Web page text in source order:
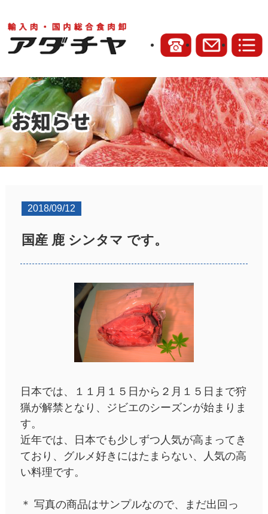
2018/09/12
国産 鹿 シンタマ です。
日本では、１１月１５日から２月１５日まで狩
猟が解禁となり、ジビエのシーズンが始まりま
す。
近年では、日本でも少しずつ人気が高まってき
ており、グルメ好きにはたまらない、人気の高
い料理です。
＊ 写真の商品はサンプルなので、まだ出回っ